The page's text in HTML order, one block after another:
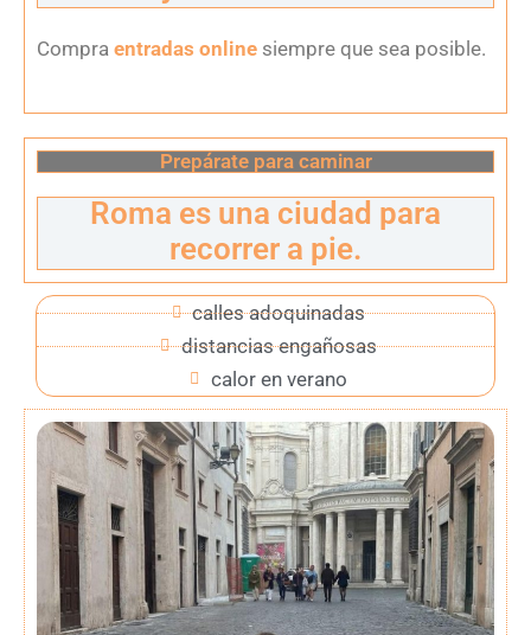
Compra entradas online siempre que sea posible.
Prepárate para caminar
Roma es una ciudad para
recorrer a pie.
calles adoquinadas
distancias engañosas
calor en verano